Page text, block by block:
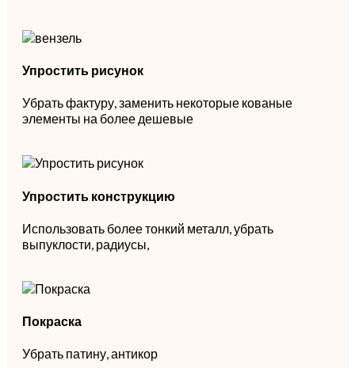
Упростить рисунок
Убрать фактуру, заменить некоторые кованые
элементы на более дешевые
Упростить конструкцию
Использовать более тонкий металл, убрать
выпуклости, радиусы,
Покраска
Убрать патину, антикор